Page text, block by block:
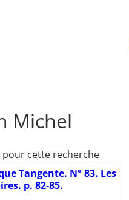
Michel
pour cette recherche
Tangente. N° 83. Les
p. 82-85.